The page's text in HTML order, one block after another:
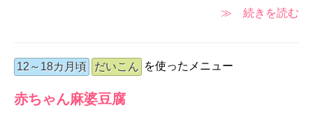
≫ 続きを読む
12～18カ月頃 だいこん を使ったメニュー
赤ちゃん麻婆豆腐